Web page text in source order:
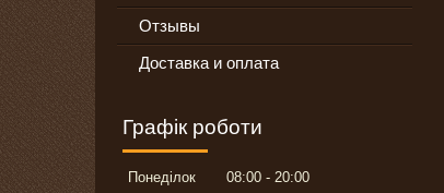
Отзывы
Доставка и оплата
Графік роботи
Понеділок 08:00
20:00